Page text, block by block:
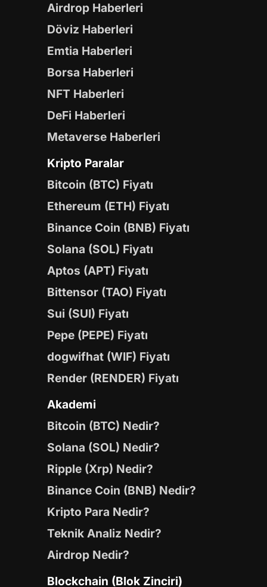
Airdrop Haberleri
Döviz Haberleri
Emtia Haberleri
Borsa Haberleri
NFT Haberleri
DeFi Haberleri
Metaverse Haberleri
Kripto Paralar
Bitcoin (BTC) Fiyatı
Ethereum (ETH) Fiyatı
Binance Coin (BNB) Fiyatı
Solana (SOL) Fiyatı
Aptos (APT) Fiyatı
Bittensor (TAO) Fiyatı
Sui (SUI) Fiyatı
Pepe (PEPE) Fiyatı
dogwifhat (WIF) Fiyatı
Render (RENDER) Fiyatı
Akademi
Bitcoin (BTC) Nedir?
Solana (SOL) Nedir?
Ripple (Xrp) Nedir?
Binance Coin (BNB) Nedir?
Kripto Para Nedir?
Teknik Analiz Nedir?
Airdrop Nedir?
Blockchain (Blok Zinciri)